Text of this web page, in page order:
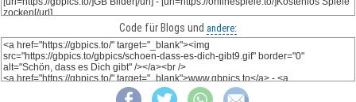
Code für Blogs und andere: